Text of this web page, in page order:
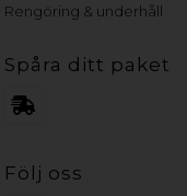
Rengöring & underhåll
Spåra ditt paket
Följ oss